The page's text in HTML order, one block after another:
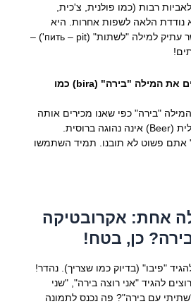
רבות (כמו פולנית, צ'כית,
נודדת הלאה לשפות אחרות. היא
למעשה מצביעה על קשר עתיק למילה "לשתות" (пить – pit') –
ש: האם הרוסים מכירים את המילה "בירה" (bira) כמו
"בירה" כפי שאנו מכירים אותה
בעברית, לטינית או אנגלית (Beer) אינה נהוגה ברוסית.
אתם פשוט לא תובנו. תמיד השתמשו
אחת: אקרובטיקה
כן, בטח!
"פיבו" (בדיוק כמו שצריך). נהדר!
להגיד "אני רוצה בירה", "שני
עם בירה"? פה נכנס לתמונה